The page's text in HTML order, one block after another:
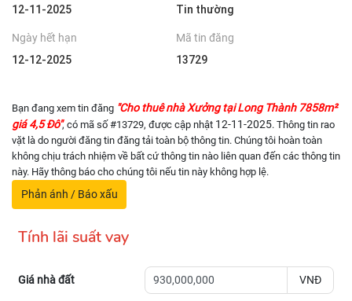
12-11-2025 Tin thường
Ngày hết hạn
12-12-2025
Mã tin đăng
13729
Bạn đang xem tin đăng "Cho thuê nhà Xưởng tại Long Thành 7858m²
giá 4,5 Đô", có mã số #13729, được cập nhật 12-11-2025. Thông tin rao
vặt là do người đăng tin đăng tải toàn bộ thông tin. Chúng tôi hoàn toàn
không chịu trách nhiệm về bất cứ thông tin nào liên quan đến các thông tin
này. Hãy thông báo cho chúng tôi nếu tin này không hợp lệ.
Phản ánh / Báo xấu
Tính lãi suất vay
Giá nhà đất VNĐ